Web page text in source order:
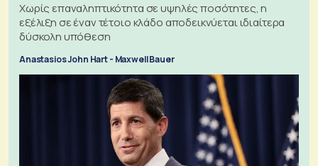
Χωρίς επαναληπτικότητα σε υψηλές ποσότητες, η
εξέλιξη σε έναν τέτοιο κλάδο αποδεικνύεται ιδιαίτερα
δύσκολη υπόθεση
Anastasios John Hart - Maxwell Bauer